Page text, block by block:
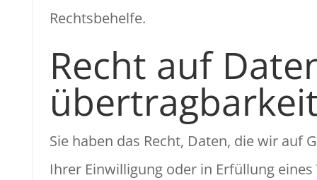
Rechtsbehelfe.
Recht auf
Sie haben das Recht, Daten, die wir auf
Ihrer Einwilligung oder in Erfüllung eines